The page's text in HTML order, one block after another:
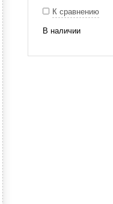
К сравнению
В наличии